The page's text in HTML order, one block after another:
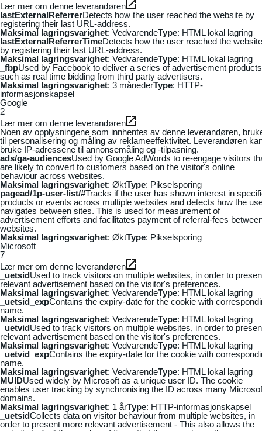
Lær mer om denne leverandøren
lastExternalReferrerDetects how the user reached the website by
registering their last URL-address.
Maksimal lagringsvarighet: VedvarendeType: HTML lokal lagring
lastExternalReferrerTimeDetects how the user reached the website
by registering their last URL-address.
Maksimal lagringsvarighet: VedvarendeType: HTML lokal lagring
_fbpUsed by Facebook to deliver a series of advertisement products
such as real time bidding from third party advertisers.
Maksimal lagringsvarighet: 3 månederType: HTTP-
informasjonskapsel
Google
2
Lær mer om denne leverandøren
Noen av opplysningene som innhentes av denne leverandøren,
til personalisering og måling av reklameeffektivitet. Leverandøren
bruke IP-adressene til annonsemåling og -tilpasning.
ads/ga-audiencesUsed by Google AdWords to re-engage visitors
are likely to convert to customers based on the visitor's online
behaviour across websites.
Maksimal lagringsvarighet: ØktType: Pikselsporing
pagead/1p-user-list/#Tracks if the user has shown interest in
products or events across multiple websites and detects how the
navigates between sites. This is used for measurement of
advertisement efforts and facilitates payment of referral-fees
websites.
Maksimal lagringsvarighet: ØktType: Pikselsporing
Microsoft
7
Lær mer om denne leverandøren
_uetsidUsed to track visitors on multiple websites, in order to
relevant advertisement based on the visitor's preferences.
Maksimal lagringsvarighet: VedvarendeType: HTML lokal lagring
_uetsid_expContains the expiry-date for the cookie with
name.
Maksimal lagringsvarighet: VedvarendeType: HTML lokal lagring
_uetvidUsed to track visitors on multiple websites, in order to
relevant advertisement based on the visitor's preferences.
Maksimal lagringsvarighet: VedvarendeType: HTML lokal lagring
_uetvid_expContains the expiry-date for the cookie with
name.
Maksimal lagringsvarighet: VedvarendeType: HTML lokal lagring
MUIDUsed widely by Microsoft as a unique user ID. The cookie
enables user tracking by synchronising the ID across many
domains.
Maksimal lagringsvarighet: 1 årType: HTTP-informasjonskapsel
_uetsidCollects data on visitor behaviour from multiple websites, in
order to present more relevant advertisement - This also allows the